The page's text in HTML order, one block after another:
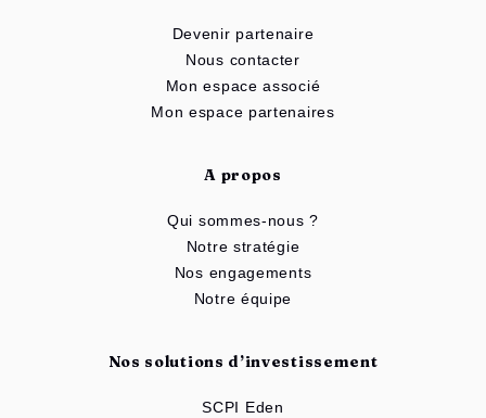
Devenir partenaire
Nous contacter
Mon espace associé
Mon espace partenaires
A propos
Qui sommes-nous ?
Notre stratégie
Nos engagements
Notre équipe
Nos solutions d’investissement
SCPI Eden